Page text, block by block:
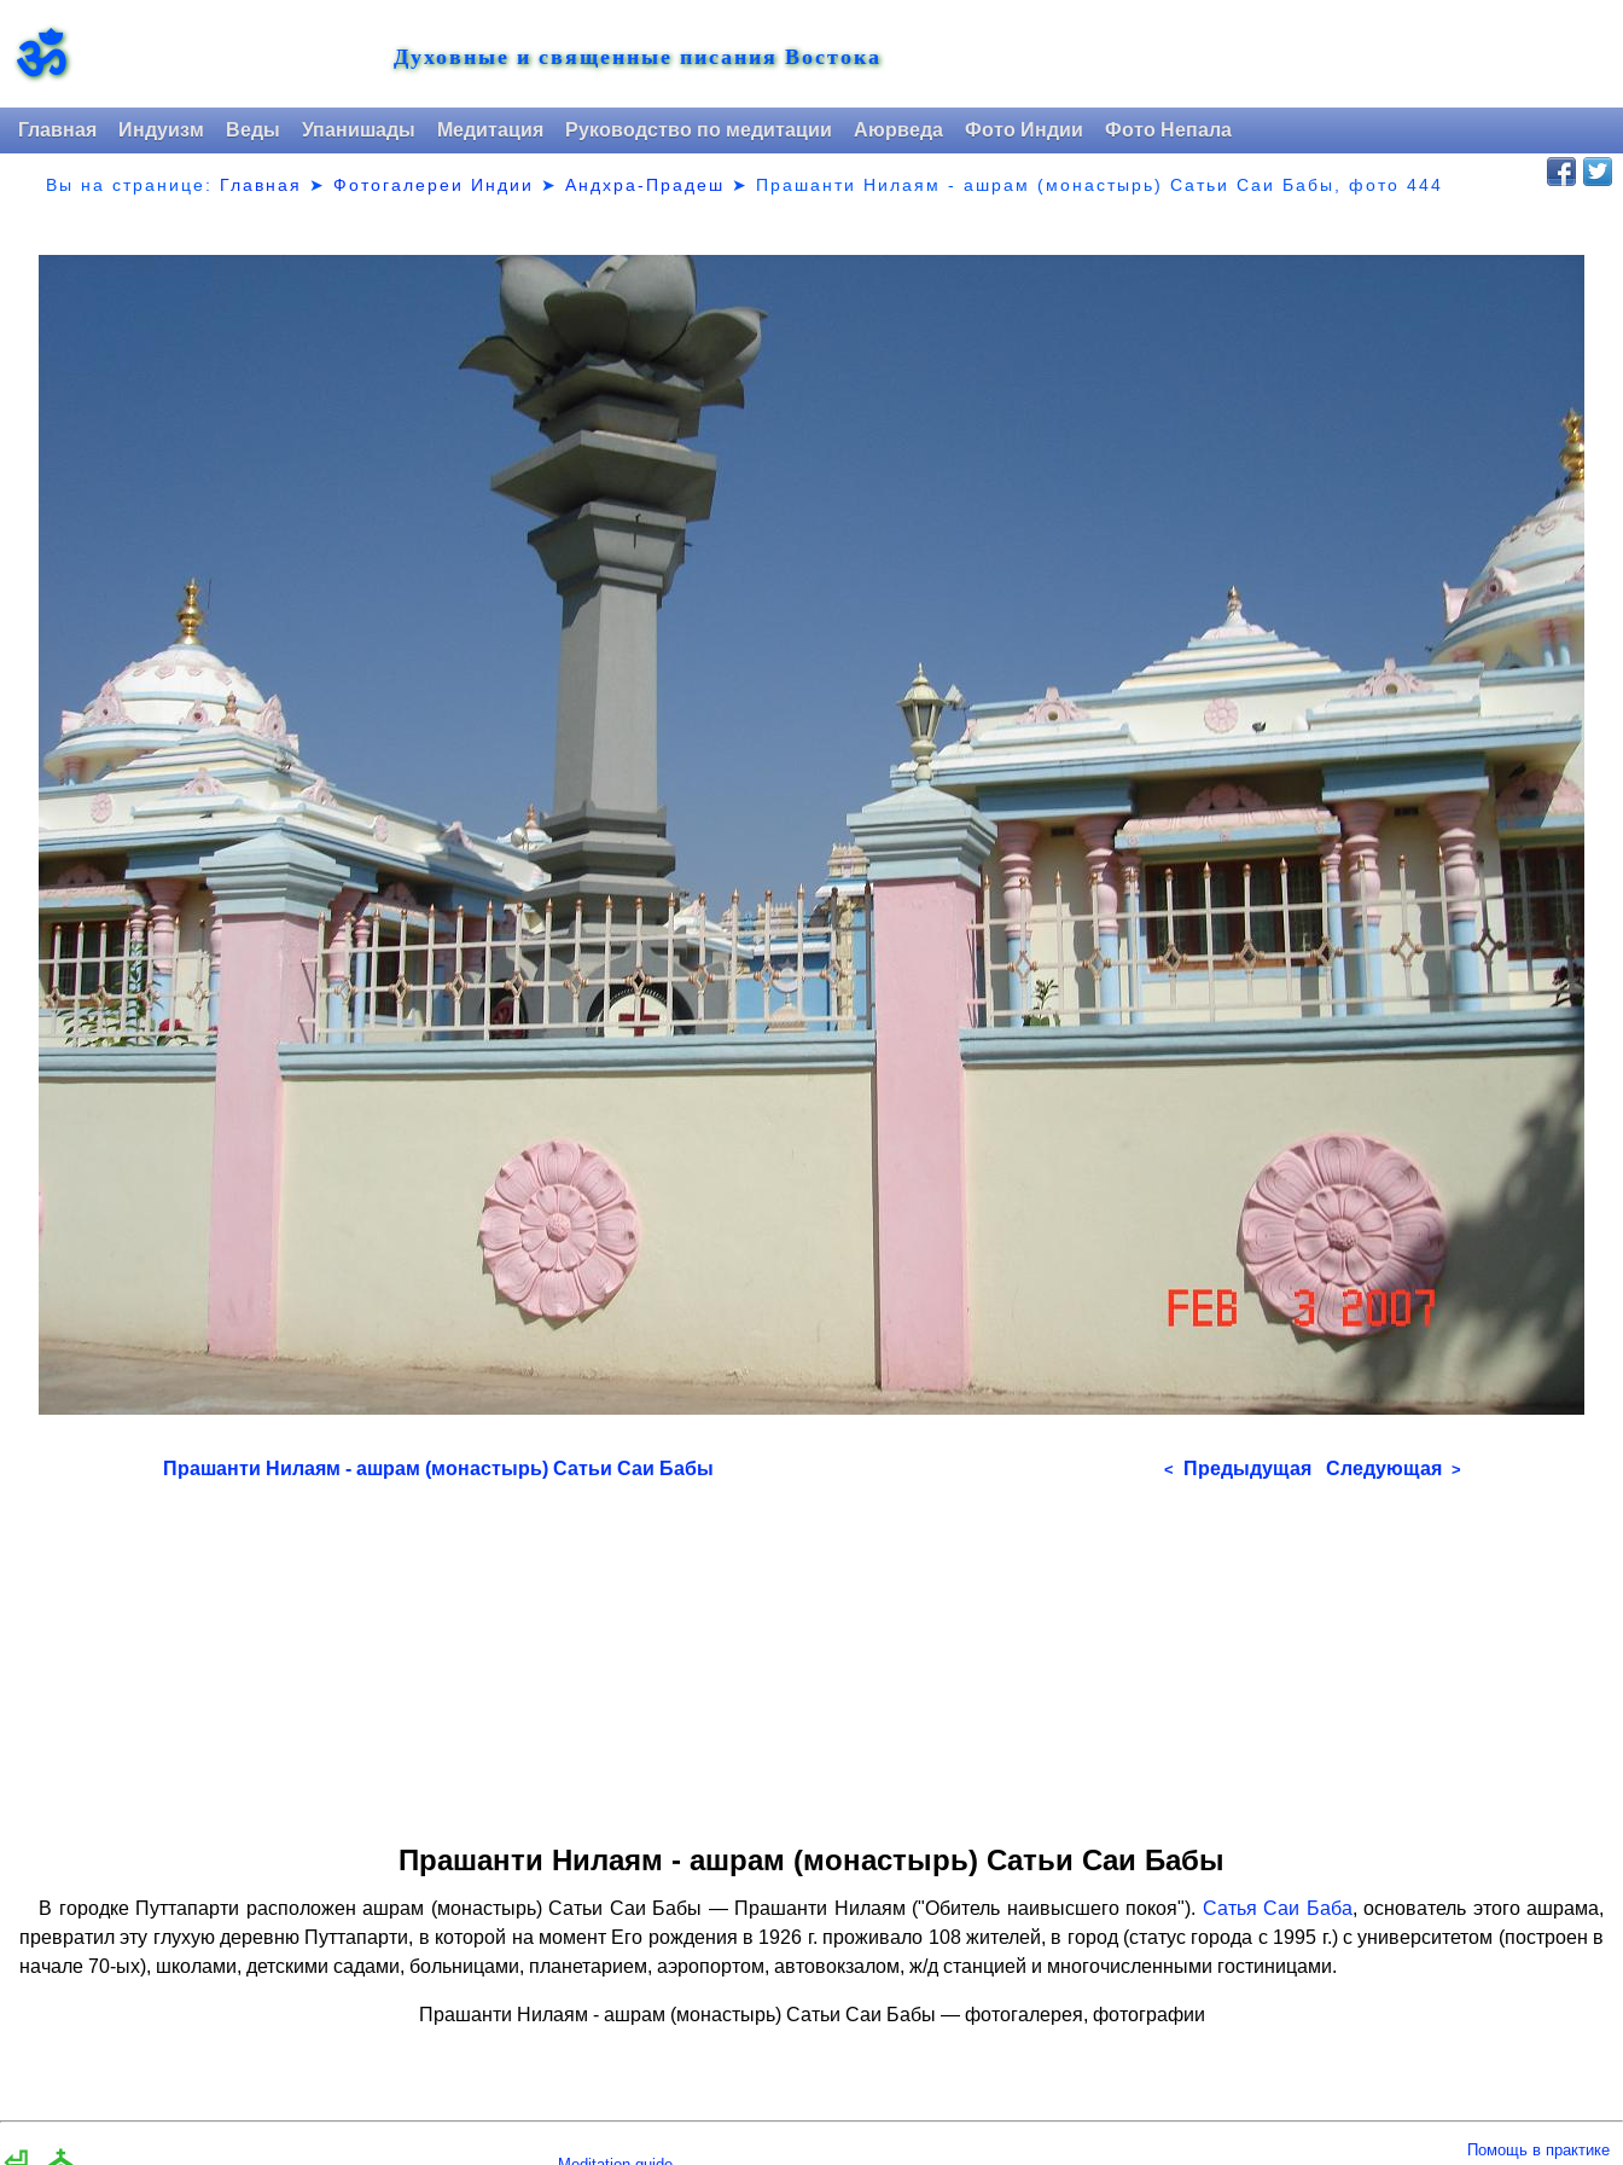
ॐ Духовные и священные писания Востока
Главная Индуизм Веды Упанишады Медитация Руководство по медитации Аюрведа Фото Индии Фото Непала
Вы на странице: Главная ➤Фотогалереи Индии ➤Андхра-Прадеш ➤ Прашанти Нилаям - ашрам (монастырь) Сатьи Саи Бабы, фото 444
Прашанти Нилаям - ашрам (монастырь) Сатьи Саи Бабы < Предыдущая Следующая >
Прашанти Нилаям - ашрам (монастырь) Сатьи Саи Бабы
В городке Путтапарти расположен ашрам (монастырь) Сатьи Саи Бабы — Прашанти Нилаям ("Обитель наивысшего покоя"). Сатья Саи Баба, основатель этого ашрама,
превратил эту глухую деревню Путтапарти, в которой на момент Его рождения в 1926 г. проживало 108 жителей, в город (статус города с 1995 г.) с университетом (построен в
начале 70-ых), школами, детскими садами, больницами, планетарием, аэропортом, автовокзалом, ж/д станцией и многочисленными гостиницами.
Прашанти Нилаям - ашрам (монастырь) Сатьи Саи Бабы — фотогалерея, фотографии
Помощь в практике